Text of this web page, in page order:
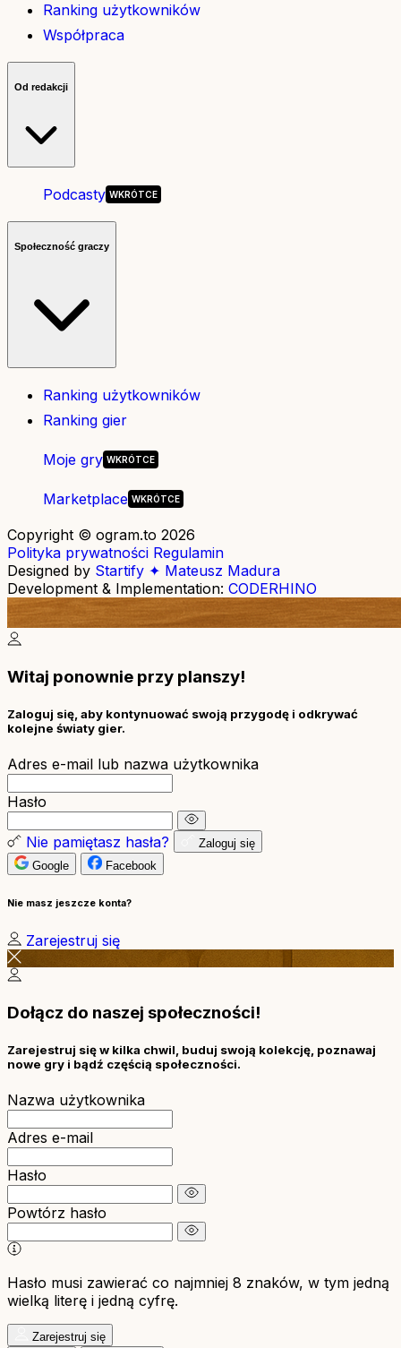
Ranking użytkowników
Współpraca
Od redakcji
Podcasty
Społeczność graczy
Ranking użytkowników
Ranking gier
Moje gry
Marketplace
Copyright © ogram.to 2026
Polityka prywatności Regulamin
Designed by Startify ✦ Mateusz Madura
Development & Implementation: CODERHINO
Witaj ponownie przy planszy!
Zaloguj się, aby kontynuować swoją przygodę i odkrywać
kolejne światy gier.
Adres e-mail lub nazwa użytkownika
Hasło
Nie pamiętasz hasła?
Zaloguj się
Google
Facebook
Nie masz jeszcze konta?
Zarejestruj się
Dołącz do naszej społeczności!
Zarejestruj się w kilka chwil, buduj swoją kolekcję, poznawaj
nowe gry i bądź częścią społeczności.
Nazwa użytkownika
Adres e-mail
Hasło
Powtórz hasło
Hasło musi zawierać co najmniej 8 znaków, w tym jedną
wielką literę i jedną cyfrę.
Zarejestruj się